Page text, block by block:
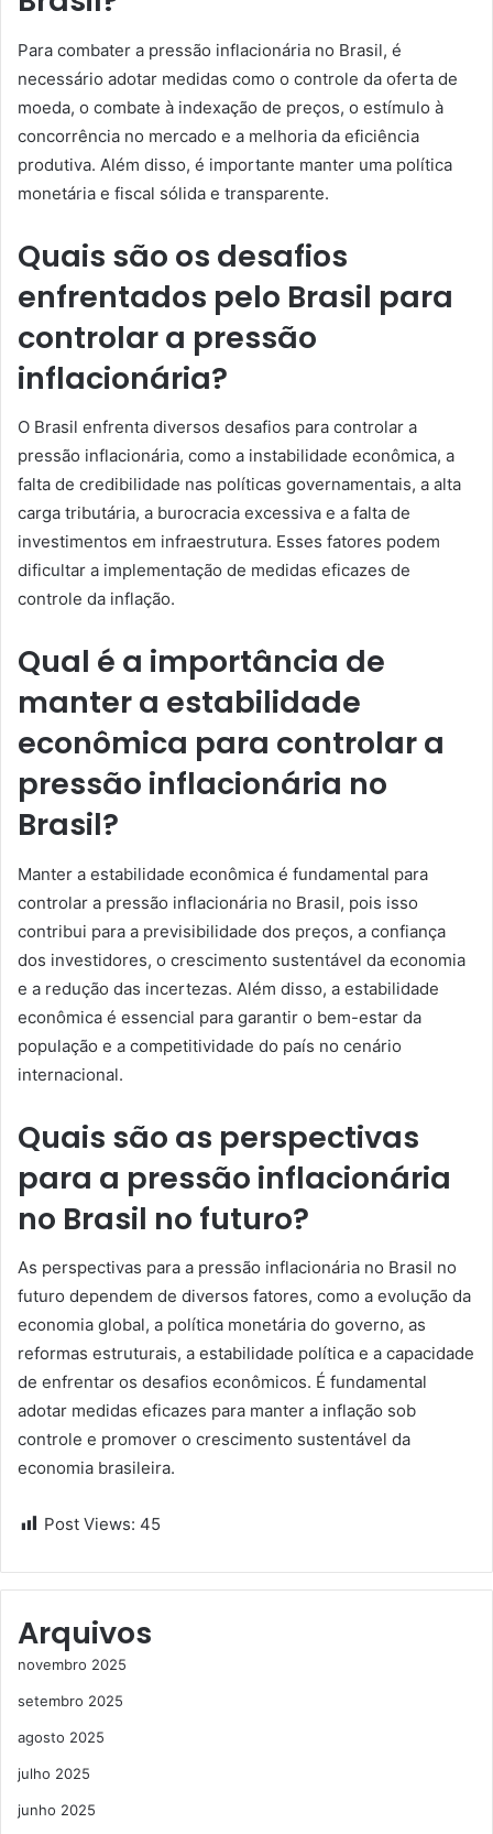
Para combater a pressão inflacionária no Brasil, é
necessário adotar medidas como o controle da oferta de
moeda, o combate à indexação de preços, o estímulo à
concorrência no mercado e a melhoria da eficiência
produtiva. Além disso, é importante manter uma política
monetária e fiscal sólida e transparente.
Quais são os desafios
enfrentados pelo Brasil para
controlar a pressão
inflacionária?
O Brasil enfrenta diversos desafios para controlar a
pressão inflacionária, como a instabilidade econômica, a
falta de credibilidade nas políticas governamentais, a alta
carga tributária, a burocracia excessiva e a falta de
investimentos em infraestrutura. Esses fatores podem
dificultar a implementação de medidas eficazes de
controle da inflação.
Qual é a importância de
manter a estabilidade
econômica para controlar a
pressão inflacionária no
Brasil?
Manter a estabilidade econômica é fundamental para
controlar a pressão inflacionária no Brasil, pois isso
contribui para a previsibilidade dos preços, a confiança
dos investidores, o crescimento sustentável da economia
e a redução das incertezas. Além disso, a estabilidade
econômica é essencial para garantir o bem-estar da
população e a competitividade do país no cenário
internacional.
Quais são as perspectivas
para a pressão inflacionária
no Brasil no futuro?
As perspectivas para a pressão inflacionária no Brasil no
futuro dependem de diversos fatores, como a evolução da
economia global, a política monetária do governo, as
reformas estruturais, a estabilidade política e a capacidade
de enfrentar os desafios econômicos. É fundamental
adotar medidas eficazes para manter a inflação sob
controle e promover o crescimento sustentável da
economia brasileira.
Post Views: 45
Arquivos
novembro 2025
setembro 2025
agosto 2025
julho 2025
junho 2025